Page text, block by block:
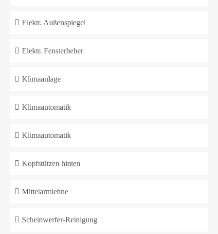
Elektr. Außenspiegel
Elektr. Fensterheber
Klimaanlage
Klimaautomatik
Klimaautomatik
Kopfstützen hinten
Mittelarmlehne
Scheinwerfer-Reinigung